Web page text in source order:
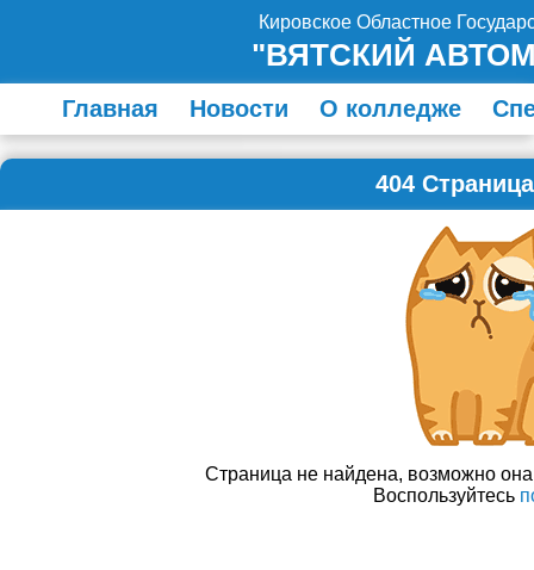
Кировское Областное
"ВЯТСКИЙ
Главная Новости О колледже
404
Страница не найдена, возможно
Воспользуйтесь